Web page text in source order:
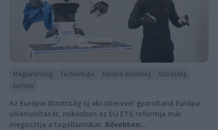
Magyarország Technológia Európai Bizottság
Gazdaság
Európa
Az Európai Bizottság új akciótervvel gyorsítaná Európa
villamosítását, miközben az EU ETS reformja már
megosztja a tagállamokat. Bővebben...